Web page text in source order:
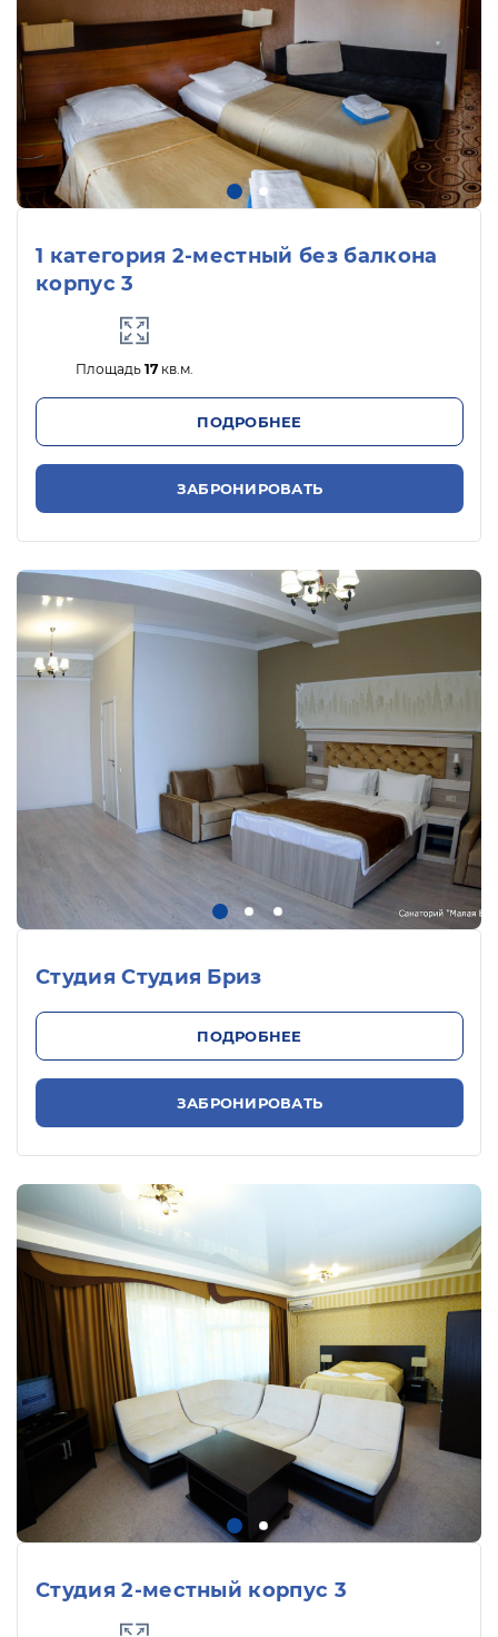
1 категория 2-местный без балкона
корпус 3
Площадь 17кв.м.
ПОДРОБНЕЕ
ЗАБРОНИРОВАТЬ
Студия Студия Бриз
ПОДРОБНЕЕ
ЗАБРОНИРОВАТЬ
Студия 2-местный корпус 3